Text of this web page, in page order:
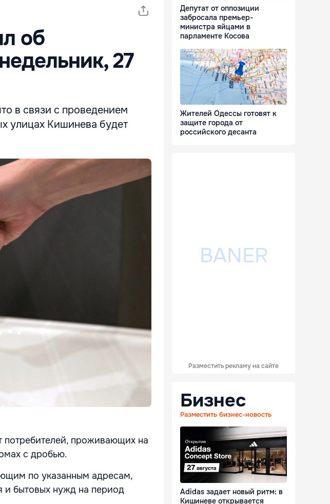
об
27
в связи с проведением
улицах Кишинева будет
проживающих на
с дробью.
по указанным адресам,
и бытовых нужд на период
Депутат от оппозиции
забросала премьер-
министра яйцами в
парламенте Косова
Жителей Одессы готовят к
защите города от
российского десанта
Разместить рекламу на сайте
Бизнес
Разместить бизнес-новость
Adidas задает новый ритм: в
Кишиневе открывается